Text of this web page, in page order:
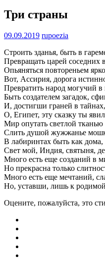
Три страны
09.09.2019 rupoezia
Строить зданья, быть в
Превращать царей соседних
Опьяняться повтореньем
Вот, Ассирия, дорога
Превратить народ могучий в
Быть создателем загадок,
И, достигши граней в
О, Египет, эту сказку ты
Мир опутать светлой
Слить душой жужжанье
В лабиринтах быть как
Свет мой, Индия, святыня,
Много есть еще созданий в
Но прекрасна только
Много есть еще мечтаний,
Но, уставши, лишь к
Оцените, пожалуйста, это